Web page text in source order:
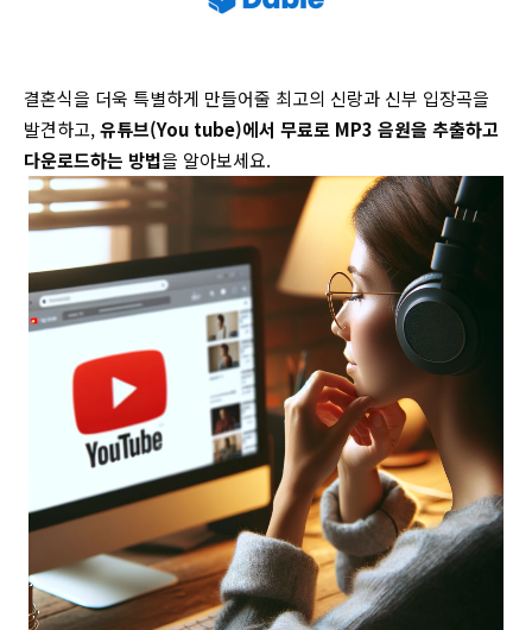
결혼식을 더욱 특별하게 만들어줄 최고의 신랑과 신부 입장곡을
발견하고,유튜브(You tube)에서 무료로 MP3 음원을 추출하고
다운로드하는 방법을 알아보세요.